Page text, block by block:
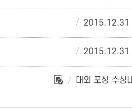
2015.12.31
2015.12.31
대외 포상 수상